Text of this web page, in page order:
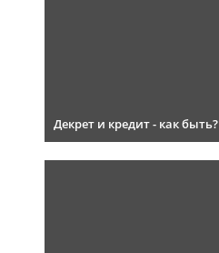
Декрет и кредит - как быть?